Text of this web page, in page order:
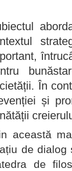
În
și
această
de dialog
de